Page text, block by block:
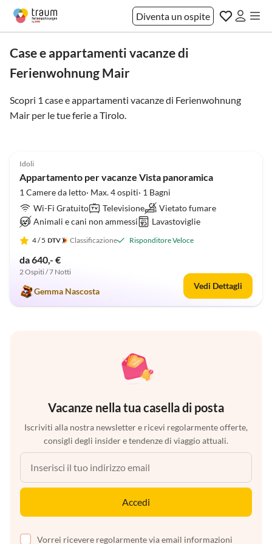
Diventa un ospite
Case e appartamenti vacanze di
Ferienwohnung Mair
Scopri 1 case e appartamenti vacanze di Ferienwohnung
Mair per le tue ferie aTirolo.
Idoli
Appartamento per vacanze Vista panoramica
1 Camere da letto· Max. 4 ospiti· 1 Bagni
Wi-Fi Gratuito
Televisione
Vietato fumare
Animali e cani non ammessi
Lavastoviglie
4/ 5 Classificazione Risponditore Veloce
da 640,- €
2 Ospiti / 7 Notti
Gemma Nascosta
Vedi Dettagli
Vacanze nella tua casella di posta
Iscriviti alla nostra newsletter e ricevi regolarmente offerte,
consigli degli insider e tendenze di viaggio attuali.
Accedi
Vorrei ricevere regolarmente via email informazioni